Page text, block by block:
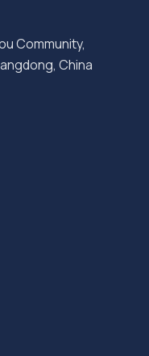
Community,
China